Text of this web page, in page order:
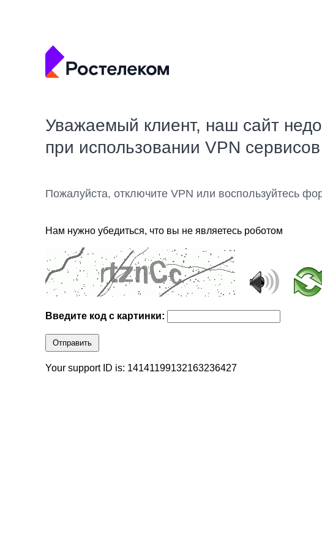
Уважаемый клиент, наш сайт
при использовании VPN сервисов
Пожалуйста, отключите VPN или воспользуйтесь
Нам нужно убедиться, что вы не являетесь роботом
Введите код с картинки:
Отправить
Your support ID is: 14141199132163236427